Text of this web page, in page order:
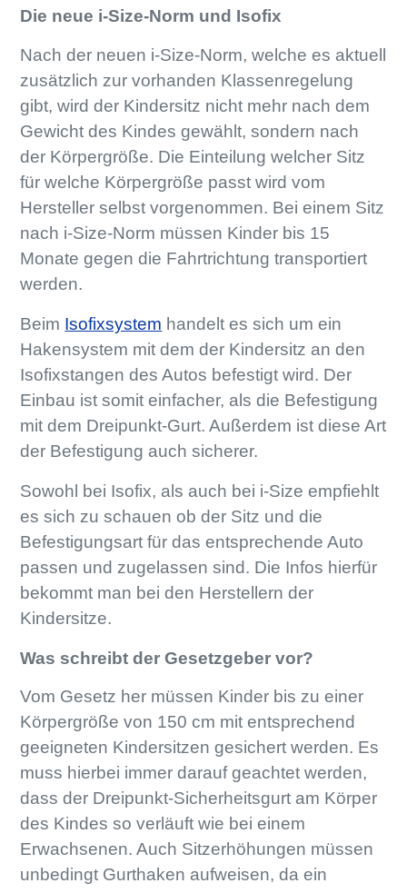
Die neue i-Size-Norm und Isofix
Nach der neuen i-Size-Norm, welche es aktuell
zusätzlich zur vorhanden Klassenregelung
gibt, wird der Kindersitz nicht mehr nach dem
Gewicht des Kindes gewählt, sondern nach
der Körpergröße. Die Einteilung welcher Sitz
für welche Körpergröße passt wird vom
Hersteller selbst vorgenommen. Bei einem Sitz
nach i-Size-Norm müssen Kinder bis 15
Monate gegen die Fahrtrichtung transportiert
werden.
Beim Isofixsystem handelt es sich um ein
Hakensystem mit dem der Kindersitz an den
Isofixstangen des Autos befestigt wird. Der
Einbau ist somit einfacher, als die Befestigung
mit dem Dreipunkt-Gurt. Außerdem ist diese Art
der Befestigung auch sicherer.
Sowohl bei Isofix, als auch bei i-Size empfiehlt
es sich zu schauen ob der Sitz und die
Befestigungsart für das entsprechende Auto
passen und zugelassen sind. Die Infos hierfür
bekommt man bei den Herstellern der
Kindersitze.
Was schreibt der Gesetzgeber vor?
Vom Gesetz her müssen Kinder bis zu einer
Körpergröße von 150 cm mit entsprechend
geeigneten Kindersitzen gesichert werden. Es
muss hierbei immer darauf geachtet werden,
dass der Dreipunkt-Sicherheitsgurt am Körper
des Kindes so verläuft wie bei einem
Erwachsenen. Auch Sitzerhöhungen müssen
unbedingt Gurthaken aufweisen, da ein